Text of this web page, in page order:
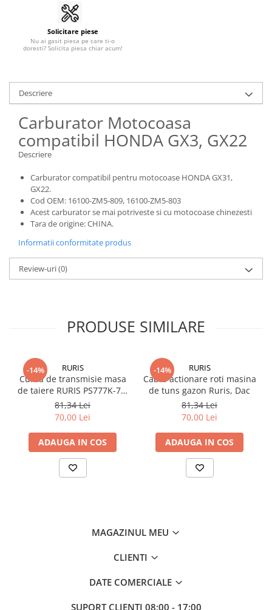
Solicitare piese
Nu ai gasit piesa pe care ti-o
doresti? Solicita piesa chiar acum!
Descriere
Carburator Motocoasa
compatibil HONDA GX3, GX22
Descriere
Carburator compatibil pentru motocoase HONDA GX31,
GX22.
Cod OEM: 16100-ZM5-809, 16100-ZM5-803
Acest carburator se mai potriveste si cu motocoase chinezesti
Tara de origine: CHINA.
Informatii conformitate produs
Review-uri(0)
PRODUSE SIMILARE
-14% RURIS
Curea de transmisie masa
de taiere RURIS PS777K-76,
pentru motocositori Ruris
DAC 777K
81,34 Lei
70,00 Lei
ADAUGA IN COS
-14% RURIS
Cablu actionare roti masina
de tuns gazon Ruris, Dac
81,34 Lei
70,00 Lei
ADAUGA IN COS
MAGAZINUL MEU
CLIENTI
DATE COMERCIALE
SUPORT CLIENTI 08:00 - 17:00